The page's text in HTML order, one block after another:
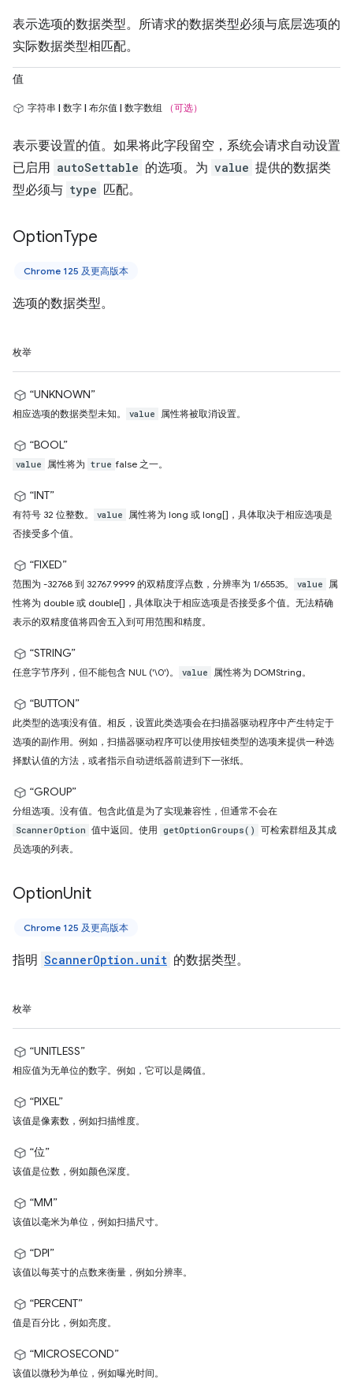
表示选项的数据类型。所请求的数据类型必须与底层选项的
实际数据类型相匹配。
值
字符串 | 数字 | 布尔值 | 数字数组 （可选）
表示要设置的值。如果将此字段留空，系统会请求自动设置
已启用 autoSettable 的选项。为 value 提供的数据类
型必须与 type 匹配。
OptionType
Chrome 125 及更高版本
选项的数据类型。
枚举
“UNKNOWN”
相应选项的数据类型未知。 value 属性将被取消设置。
“BOOL”
value 属性将为 true false 之一。
“INT”
有符号 32 位整数。 value
属性将为 long 或 long[]，具体取决于相应选项是
否接受多个值。
“FIXED”
范围为 -32768 到 32767.9999 的双精度浮点数，分辨率为 1/65535。 value
属
性将为 double 或 double[]，具体取决于相应选项是否接受多个值。无法精确
表示的双精度值将四舍五入到可用范围和精度。
“STRING”
任意字节序列，但不能包含 NUL ('\0')。 value 属性将为 DOMString。
“BUTTON”
此类型的选项没有值。相反，设置此类选项会在扫描器驱动程序中产生特定于
选项的副作用。例如，扫描器驱动程序可以使用按钮类型的选项来提供一种选
择默认值的方法，或者指示自动进纸器前进到下一张纸。
“GROUP”
分组选项。没有值。包含此值是为了实现兼容性，但通常不会在
ScannerOption 值中返回。使用 getOptionGroups()
可检索群组及其成
员选项的列表。
OptionUnit
Chrome 125 及更高版本
指明 ScannerOption.unit 的数据类型。
枚举
“UNITLESS”
相应值为无单位的数字。例如，它可以是阈值。
“PIXEL”
该值是像素数，例如扫描维度。
“位”
该值是位数，例如颜色深度。
“MM”
该值以毫米为单位，例如扫描尺寸。
“DPI”
该值以每英寸的点数来衡量，例如分辨率。
“PERCENT”
值是百分比，例如亮度。
“MICROSECOND”
该值以微秒为单位，例如曝光时间。